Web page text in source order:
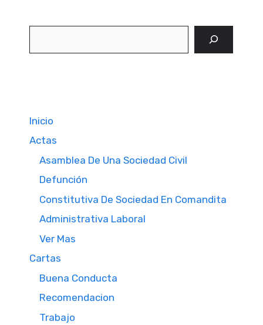
Inicio
Actas
Asamblea De Una Sociedad Civil
Defunción
Constitutiva De Sociedad En Comandita
Administrativa Laboral
Ver Mas
Cartas
Buena Conducta
Recomendacion
Trabajo